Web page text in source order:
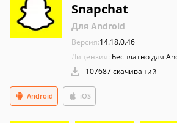
Snapchat
Для Android
Версия:14.18.0.46
Лицензия: Бесплатно для
107687 скачиваний
Android iOS